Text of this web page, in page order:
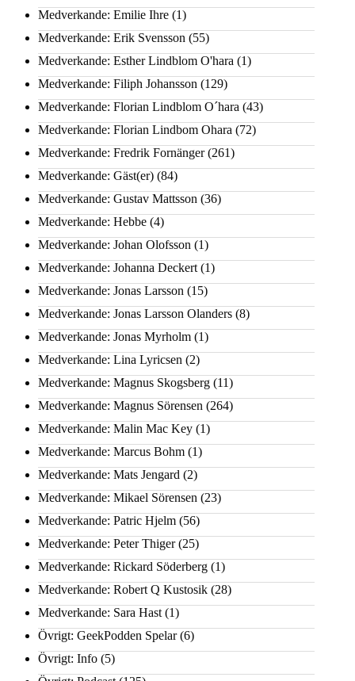
Medverkande: Emilie Ihre (1)
Medverkande: Erik Svensson (55)
Medverkande: Esther Lindblom O'hara (1)
Medverkande: Filiph Johansson (129)
Medverkande: Florian Lindblom O´hara (43)
Medverkande: Florian Lindbom Ohara (72)
Medverkande: Fredrik Fornänger(261)
Medverkande: Gäst(er) (84)
Medverkande: Gustav Mattsson (36)
Medverkande: Hebbe (4)
Medverkande: Johan Olofsson (1)
Medverkande: Johanna Deckert (1)
Medverkande: Jonas Larsson (15)
Medverkande: Jonas Larsson Olanders (8)
Medverkande: Jonas Myrholm (1)
Medverkande: Lina Lyricsen (2)
Medverkande: Magnus Skogsberg (11)
Medverkande: Magnus Sörensen (264)
Medverkande: Malin Mac Key (1)
Medverkande: Marcus Bohm (1)
Medverkande: Mats Jengard (2)
Medverkande: Mikael Sörensen (23)
Medverkande: Patric Hjelm (56)
Medverkande: Peter Thiger(25)
Medverkande: Rickard Söderberg (1)
Medverkande: Robert Q Kustosik (28)
Medverkande: Sara Hast (1)
Övrigt: GeekPodden Spelar(6)
Övrigt: Info (5)